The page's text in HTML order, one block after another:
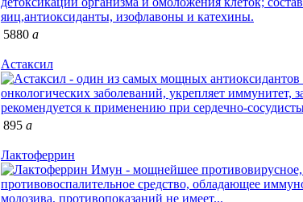
5880 a
Астаксил
895 a
Лактоферрин